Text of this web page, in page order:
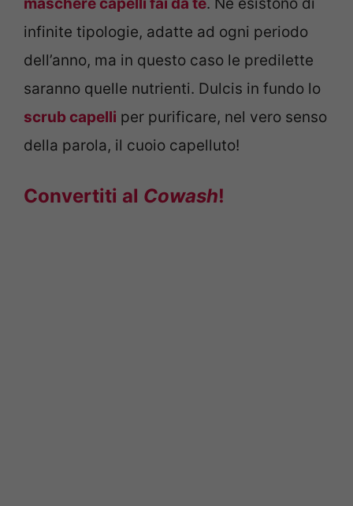
infinite tipologie, adatte ad ogni periodo
dell’anno, ma in questo caso le predilette
saranno quelle nutrienti. Dulcis in fundo lo
scrub capelli per purificare, nel vero senso
della parola, il cuoio capelluto!
Convertiti al Cowash!